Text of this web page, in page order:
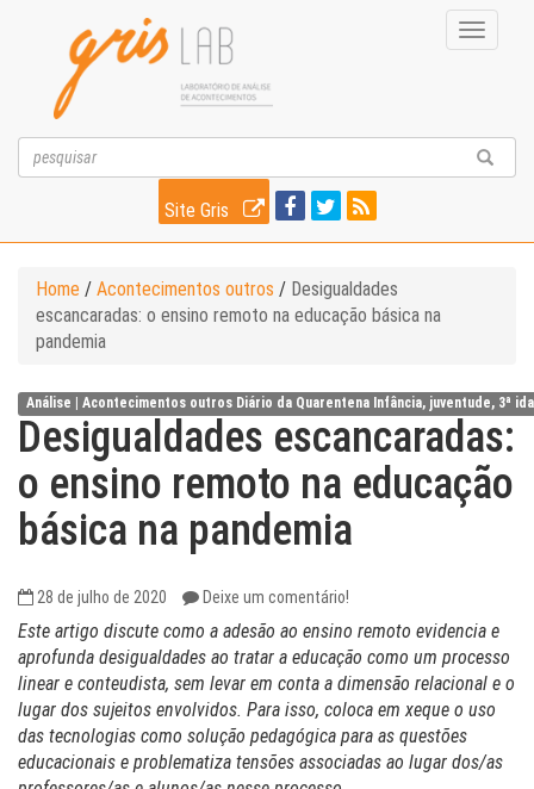
Toggle
Site Gris
Home / Acontecimentos outros / Desigualdades
escancaradas: o ensino remoto na educação básica na
pandemia
Análise | Acontecimentos outros Diário da Quarentena Infância, juventude, 3ª
Desigualdades escancaradas:
o ensino remoto na educação
básica na pandemia
28 de julho de 2020 Deixe um comentário!
Este artigo discute como a adesão ao ensino remoto evidencia e
aprofunda desigualdades ao tratar a educação como um processo
linear e conteudista, sem levar em conta a dimensão relacional e o
lugar dos sujeitos envolvidos. Para isso, coloca em xeque o uso
das tecnologias como solução pedagógica para as questões
educacionais e problematiza tensões associadas ao lugar dos/as